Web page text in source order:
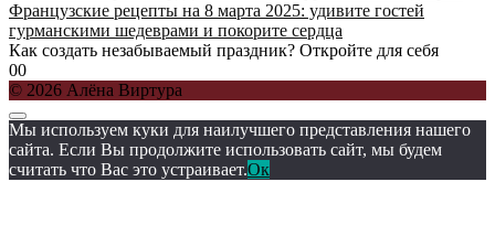
Французские рецепты на 8 марта 2025: удивите гостей
гурманскими шедеврами и покорите сердца
Как создать незабываемый праздник? Откройте для себя
00
© 2026 Алёна Виртура
Мы используем куки для наилучшего представления нашего
сайта. Если Вы продолжите использовать сайт, мы будем
считать что Вас это устраивает.Ок